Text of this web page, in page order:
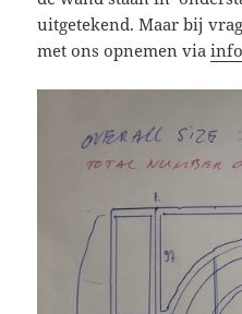
uitgetekend. Maar bij
met ons opnemen via